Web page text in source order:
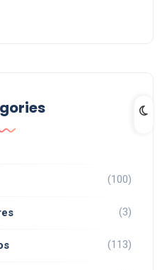
(100)
(3)
(113)